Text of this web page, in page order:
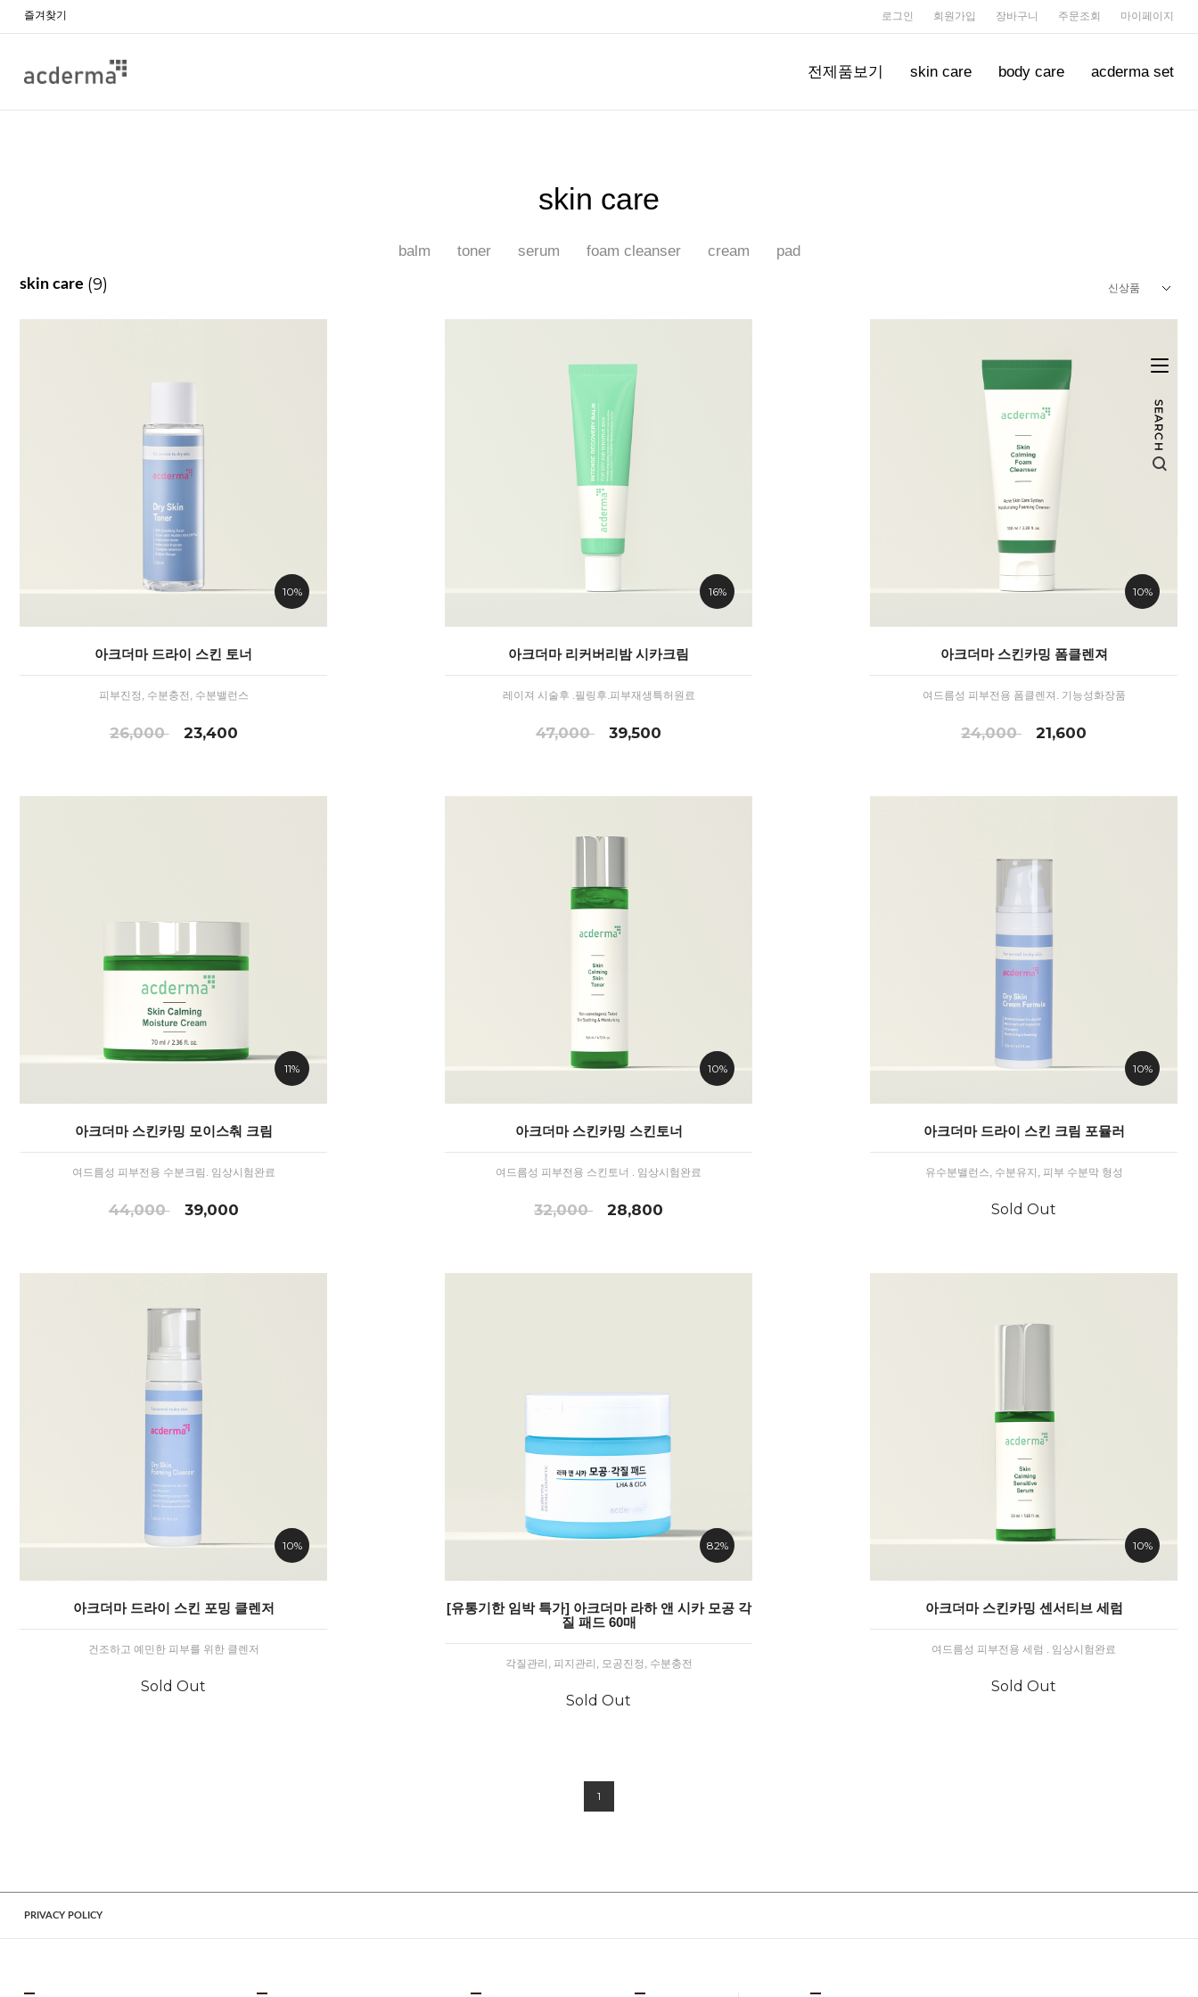
즐겨찾기 로그인 회원가입 장바구니 주문조회 마이페이지
전제품보기 skin care body care acderma set
skin care
balm toner serum foam cleanser cream pad
skin care (9)
10%
아크더마 드라이 스킨 토너
피부진정, 수분충전, 수분밸런스
26,000 23,400
16%
아크더마 리커버리밤 시카크림
레이져 시술후 .필링후.피부재생특허원료
47,000 39,500
10%
아크더마 스킨카밍 폼클렌져
여드름성 피부전용 폼클렌져. 기능성화장품
24,000 21,600
11%
아크더마 스킨카밍 모이스춰 크림
여드름성 피부전용 수분크림. 임상시험완료
44,000 39,000
10%
아크더마 스킨카밍 스킨토너
여드름성 피부전용 스킨토너 . 임상시험완료
32,000 28,800
10%
아크더마 드라이 스킨 크림 포뮬러
유수분밸런스, 수분유지, 피부 수분막 형성
Sold Out
10%
아크더마 드라이 스킨 포밍 클렌저
건조하고 예민한 피부를 위한 클렌저
Sold Out
82%
[유통기한 임박 특가] 아크더마 라하 앤 시카 모공 각
질 패드 60매
각질관리, 피지관리, 모공진정, 수분충전
Sold Out
10%
아크더마 스킨카밍 센서티브 세럼
여드름성 피부전용 세럼 . 임상시험완료
Sold Out
1
PRIVACY POLICY